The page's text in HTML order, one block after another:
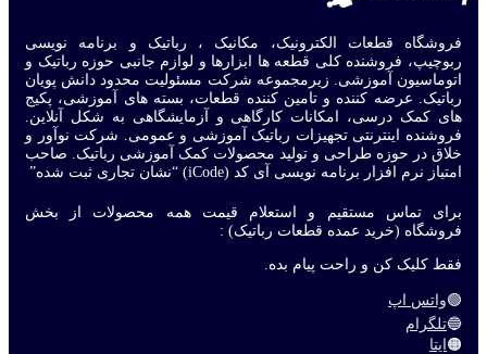
فروشگاه قطعات الکترونیک، مکانیک ، رباتیک و برنامه نویسی
ربوچیپ، فروشنده کلی قطعه ها ابزارها و لوازم جانبی حوزه رباتیک و
اتوماسیون آموزشی. زیرمجموعه شرکت مسئولیت محدود دانش پویان
رباتیک. عرضه کننده و تامین کننده قطعات، بسته های آموزشی، پکیج
های کمک درسی، امکانات کارگاهی و آزمایشگاهی به شکل آنلاین.
فروشنده اینترنتی تجهیزات رباتیک آموزشی و عمومی. شرکت نوآور و
خلاق در حوزه طراحی و تولید محصولات کمک آموزشی رباتیک. صاحب
امتیاز نرم افزار برنامه نویسی آی کد (iCode) “نشان تجاری ثبت شده”
برای تماس مستقیم و استعلام قیمت همه محصولات از بخش
فروشگاه (خرید عمده قطعات رباتیک) :
فقط کلیک کن و راحت پیام بده.
🟢واتس اپ
🔵تلگرام
🟠ایتا